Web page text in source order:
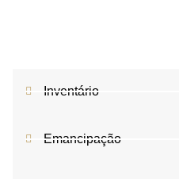
Inventário
Emancipação